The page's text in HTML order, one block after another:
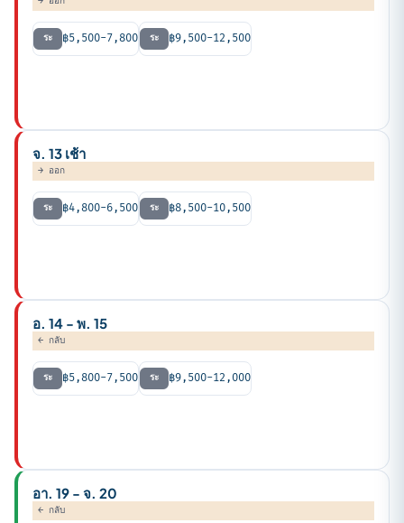
ระ ฿5,500-7,800 ระ ฿9,500-12,500
จ. 13 เช้า
→ ออก
ระ ฿4,800-6,500 ระ ฿8,500-10,500
อ. 14 - พ. 15
← กลับ
ระ ฿5,800-7,500 ระ ฿9,500-12,000
อา. 19 - จ. 20
← กลับ